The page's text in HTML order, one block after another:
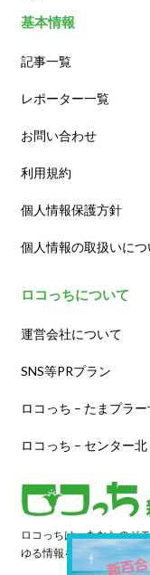
基本情報
記事一覧
レポーター一覧
お問い合わせ
利用規約
個人情報保護方針
個人情報の取扱いにつ
ロコっちについて
運営会社について
SNS等PRプラン
ロコっち – たまプラ
ロコっち – センター
ロコっちは、あなたのジ
ゆる情報を収集し、日々